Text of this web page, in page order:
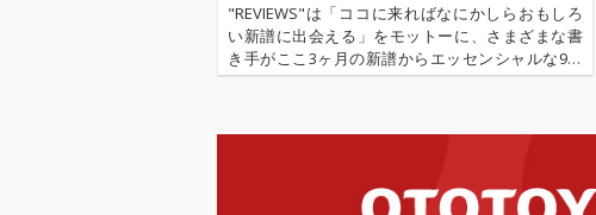
"REVIEWS"は「ココに来ればなにかしらおもしろ
い新譜に出会える」をモットーに、さまざまな書
き手がここ3ヶ月の新譜からエッセンシャルな9枚
を選びレヴューする本コーナー。今回はR&B偏愛＆